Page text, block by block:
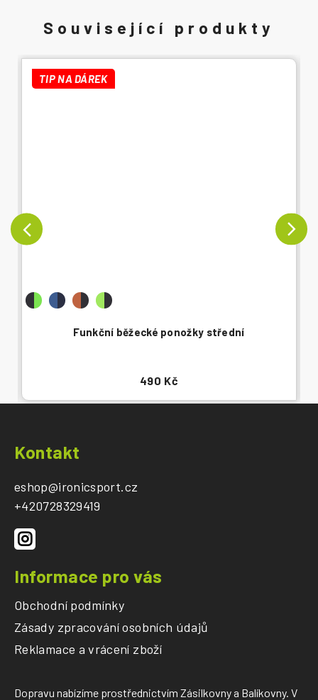
TIP NA DÁREK
Funkční běžecké ponožky střední
490 Kč
Kontakt
eshop@ironicsport.cz
+420728329419
Informace pro vás
Obchodní podmínky
Zásady zpracování osobních údajů
Reklamace a vrácení zboží
Dopravu nabízíme prostřednictvím Zásilkovny a Balíkovny. V